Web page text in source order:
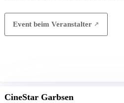
Event beim Veranstalter
CineStar Garbsen